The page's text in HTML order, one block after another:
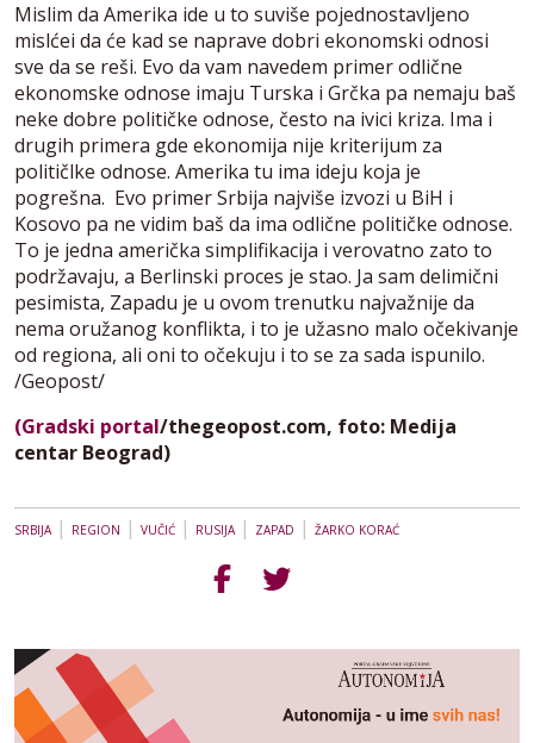
Mislim da Amerika ide u to suviše pojednostavljeno
mislćei da će kad se naprave dobri ekonomski odnosi
sve da se reši. Evo da vam navedem primer odlične
ekonomske odnose imaju Turska i Grčka pa nemaju baš
neke dobre političke odnose, često na ivici kriza. Ima i
drugih primera gde ekonomija nije kriterijum za
političlke odnose. Amerika tu ima ideju koja je
pogrešna. Evo primer Srbija najviše izvozi u BiH i
Kosovo pa ne vidim baš da ima odlične političke odnose.
To je jedna američka simplifikacija i verovatno zato to
podržavaju, a Berlinski proces je stao. Ja sam delimični
pesimista, Zapadu je u ovom trenutku najvažnije da
nema oružanog konflikta, i to je užasno malo očekivanje
od regiona, ali oni to očekuju i to se za sada ispunilo.
/Geopost/
(Gradski portal/thegeopost.com, foto: Medija
centar Beograd)
SRBIJA| REGION | VUČIĆ | RUSIJA| ZAPAD | ŽARKO KORAĆ